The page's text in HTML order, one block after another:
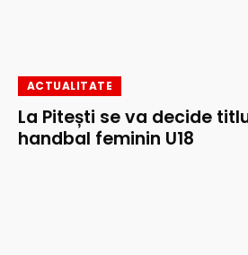
ACTUALITATE
La Pitești se va decide
handbal feminin U18